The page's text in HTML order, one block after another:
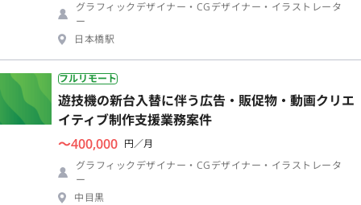
グラフィックデザイナー・CGデザイナー・イラストレータ
ー
日本橋駅
フルリモート
遊技機の新台入替に伴う広告・販促物・動画クリエ
イティブ制作支援業務案件
〜400,000 円／月
グラフィックデザイナー・CGデザイナー・イラストレータ
ー
中目黒